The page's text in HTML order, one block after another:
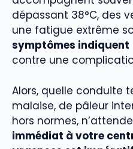
dépassant 38°C, des
une fatigue extrême
symptômes indiquent
contre une
Alors, quelle conduite
malaise, de pâleur
hors normes,
immédiat à votre